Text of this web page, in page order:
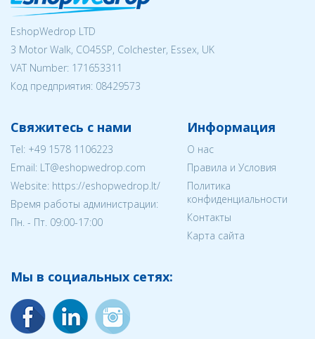
EshopWedrop LTD
3 Motor Walk, CO45SP, Colchester, Essex, UK
VAT Number: 171653311
Код предприятия: 08429573
Свяжитесь с нами
Tel: +49 1578 1106223
Email: LT@eshopwedrop.com
Website: https://eshopwedrop.lt/
Время работы администрации:
Пн. - Пт. 09:00-17:00
Информация
О нас
Правила и Условия
Политика
конфиденциальности
Контакты
Карта сайта
Мы в социальных сетях: